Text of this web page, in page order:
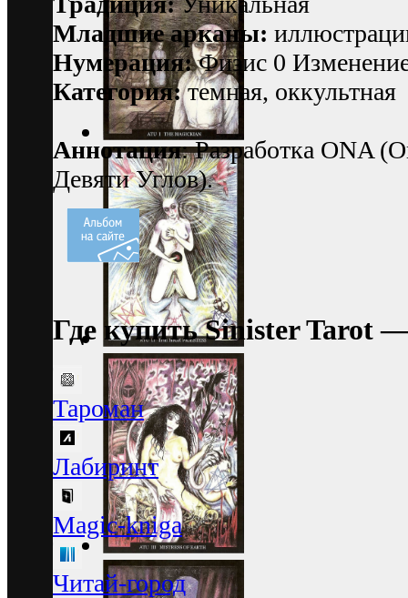
Младшие арканы:
Нумерация:Физис 0
Категория:темная, оккультная
Аннотация: Разработка ONA
Девяти Углов).
Где купить Sinister Tarot
Тароман
Лабиринт
Magic-kniga
Читай-город